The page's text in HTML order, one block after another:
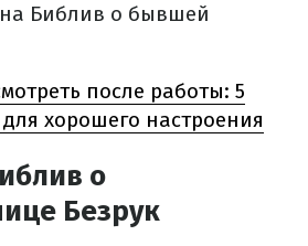
Библив о бывшей
после работы: 5
хорошего настроения
о
Безрук